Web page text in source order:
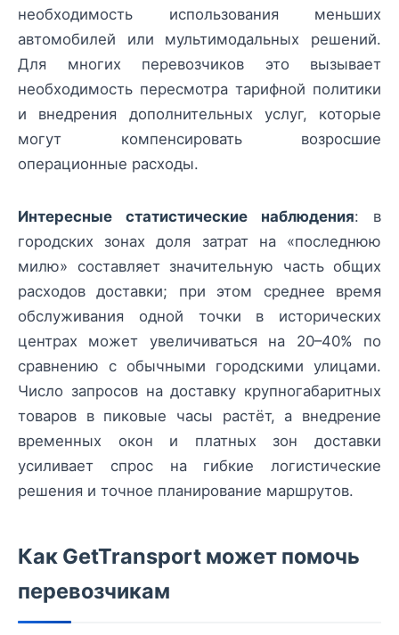
необходимость использования меньших
автомобилей или мультимодальных решений.
Для многих перевозчиков это вызывает
необходимость пересмотра тарифной политики
и внедрения дополнительных услуг, которые
могут компенсировать возросшие
операционные расходы.
Интересные статистические наблюдения: в
городских зонах доля затрат на «последнюю
милю» составляет значительную часть общих
расходов доставки; при этом среднее время
обслуживания одной точки в исторических
центрах может увеличиваться на 20–40% по
сравнению с обычными городскими улицами.
Число запросов на доставку крупногабаритных
товаров в пиковые часы растёт, а внедрение
временных окон и платных зон доставки
усиливает спрос на гибкие логистические
решения и точное планирование маршрутов.
Как GetTransport может помочь
перевозчикам